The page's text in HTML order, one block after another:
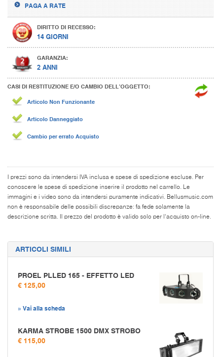
PAGA A RATE
DIRITTO DI RECESSO:
14 GIORNI
GARANZIA:
2 ANNI
CASI DI RESTITUZIONE E/O CAMBIO DELL’OGGETTO:
Articolo Non Funzionante
Articolo Danneggiato
Cambio per errato Acquisto
I prezzi sono da intendersi IVA inclusa e spese di spedizione escluse. Per
conoscere le spese di spedizione inserire il prodotto nel carrello. Le
immagini e i video sono da intendersi puramente indicativi. Bellusmusic.com
non è responsabile delle possibili discrepanze: fa fede solamente la
descrizione scritta. Il prezzo del prodotto è valido solo per l'acquisto on-line.
ARTICOLI SIMILI
PROEL PLLED 165 - EFFETTO LED
€ 125,00
» Vai alla scheda
KARMA STROBE 1500 DMX STROBO
€ 115,00